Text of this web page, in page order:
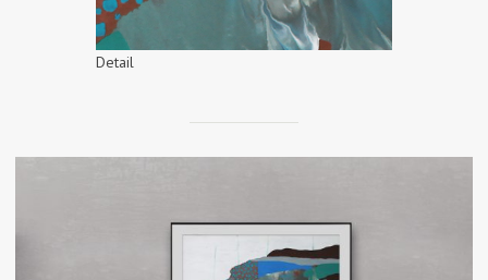
Detail